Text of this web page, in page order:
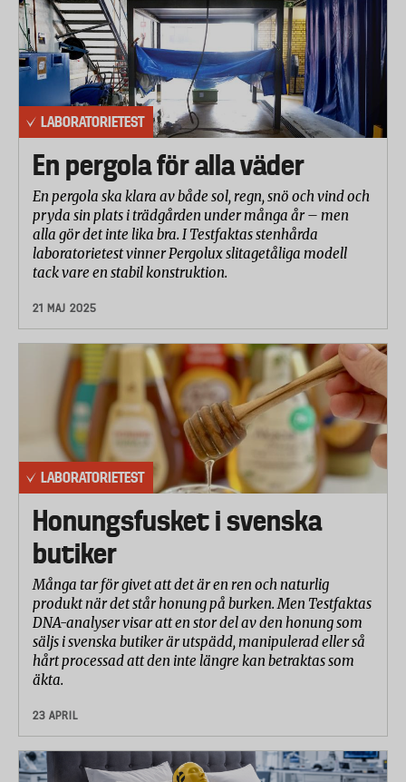
LABORATORIETEST
En pergola för alla väder
En pergola ska klara av både sol, regn, snö och vind och
pryda sin plats i trädgården under många år – men
alla gör det inte lika bra. I Testfaktas stenhårda
laboratorietest vinner Pergolux slitagetåliga modell
tack vare en stabil konstruktion.
21 MAJ 2025
LABORATORIETEST
Honungsfusket i svenska
butiker
Många tar för givet att det är en ren och naturlig
produkt när det står honung på burken. Men Testfaktas
DNA-analyser visar att en stor del av den honung som
säljs i svenska butiker är utspädd, manipulerad eller så
hårt processad att den inte längre kan betraktas som
äkta.
23 APRIL